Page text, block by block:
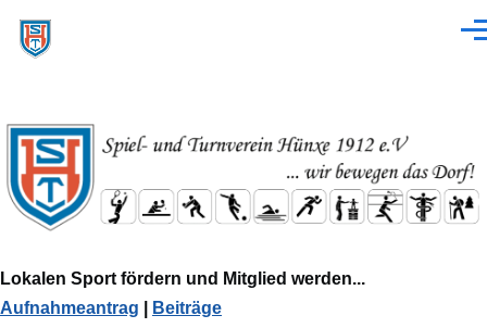
Lokalen Sport fördern und Mitglied werden...
Aufnahmeantrag
Beiträge